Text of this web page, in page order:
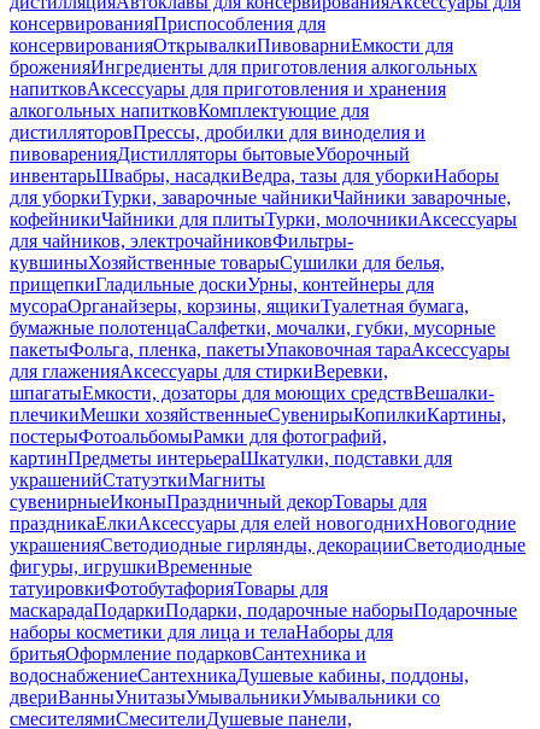
консервированияПриспособления для
консервированияОткрывалкиПивоварниЕмкости для
броженияИнгредиенты для приготовления алкогольных
напитковАксессуары для приготовления и хранения
алкогольных напитковКомплектующие для
дистилляторовПрессы, дробилки для виноделия и
пивоваренияДистилляторы бытовыеУборочный
инвентарьШвабры, насадкиВедра, тазы для уборкиНаборы
для уборкиТурки, заварочные чайникиЧайники заварочные,
кофейникиЧайники для плитыТурки, молочникиАксессуары
для чайников, электрочайниковФильтры-
кувшиныХозяйственные товарыСушилки для белья,
прищепкиГладильные доскиУрны, контейнеры для
мусораОрганайзеры, корзины, ящикиТуалетная бумага,
бумажные полотенцаСалфетки, мочалки, губки, мусорные
пакетыФольга, пленка, пакетыУпаковочная тараАксессуары
для глаженияАксессуары для стиркиВеревки,
шпагатыЕмкости, дозаторы для моющих средствВешалки-
плечикиМешки хозяйственныеСувенирыКопилкиКартины,
постерыФотоальбомыРамки для фотографий,
картинПредметы интерьераШкатулки, подставки для
украшенийСтатуэткиМагниты
сувенирныеИконыПраздничный декорТовары для
праздникаЕлкиАксессуары для елей новогоднихНовогодние
украшенияСветодиодные гирлянды, декорацииСветодиодные
фигуры, игрушкиВременные
татуировкиФотобутафорияТовары для
маскарадаПодаркиПодарки, подарочные наборыПодарочные
наборы косметики для лица и телаНаборы для
бритьяОформление подарковСантехника и
водоснабжениеСантехникаДушевые кабины, поддоны,
двериВанныУнитазыУмывальникиУмывальники со
смесителямиСмесителиДушевые панели,